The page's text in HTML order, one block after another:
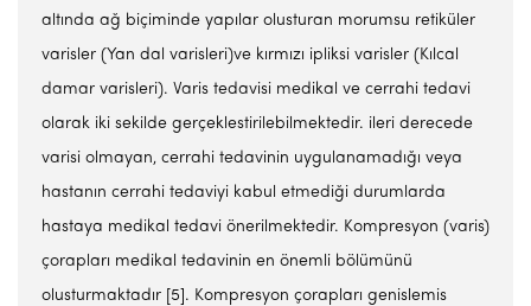
altında ağ biçiminde yapılar olusturan morumsu retiküler
varisler (Yan dal varisleri)ve kırmızı ipliksi varisler (Kılcal
damar varisleri). Varis tedavisi medikal ve cerrahi tedavi
olarak iki sekilde gerçeklestirilebilmektedir. ileri derecede
varisi olmayan, cerrahi tedavinin uygulanamadığı veya
hastanın cerrahi tedaviyi kabul etmediği durumlarda
hastaya medikal tedavi önerilmektedir. Kompresyon (varis)
çorapları medikal tedavinin en önemli bölümünü
olusturmaktadır [5]. Kompresyon çorapları genislemis